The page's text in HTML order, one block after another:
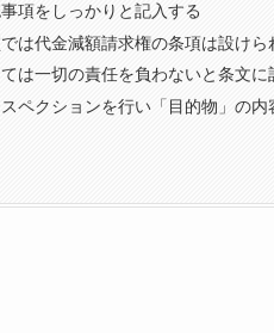
項をしっかりと記入する
は代金減額請求権の条項は設けら
は一切の責任を負わないと条文に
ペクションを行い「目的物」の内